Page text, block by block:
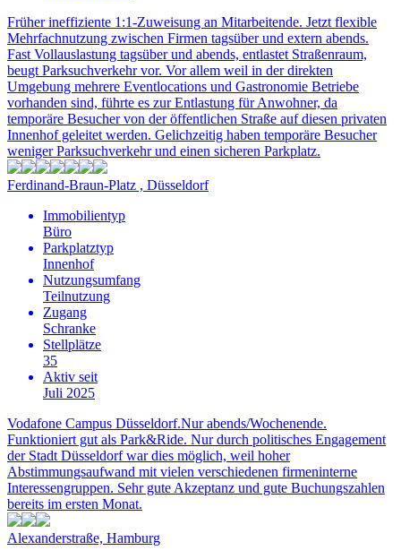
Früher ineffiziente 1:1-Zuweisung an Mitarbeitende. Jetzt flexible
Mehrfachnutzung zwischen Firmen tagsüber und extern abends.
Fast Vollauslastung tagsüber und abends, entlastet Straßenraum,
beugt Parksuchverkehr vor. Vor allem weil in der direkten
Umgebung mehrere Eventlocations und Gastronomie Betriebe
vorhanden sind, führte es zur Entlastung für Anwohner, da
temporäre Besucher von der öffentlichen Straße auf diesen privaten
Innenhof geleitet werden. Gelichzeitig haben temporäre Besucher
weniger Parksuchverkehr und einen sicheren Parkplatz.
Ferdinand-Braun-Platz , Düsseldorf
Immobilientyp
Büro
Parkplatztyp
Innenhof
Nutzungsumfang
Teilnutzung
Zugang
Schranke
Stellplätze
35
Aktiv seit
Juli 2025
Vodafone Campus Düsseldorf.Nur abends/Wochenende.
Funktioniert gut als Park&Ride. Nur durch politisches Engagement
der Stadt Düsseldorf war dies möglich, weil hoher
Abstimmungsaufwand mit vielen verschiedenen firmeninterne
Interessengruppen. Sehr gute Akzeptanz und gute Buchungszahlen
bereits im ersten Monat.
Alexanderstraße, Hamburg